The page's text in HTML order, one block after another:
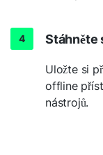
Stáhněte
Uložte si
offline
nástrojů.